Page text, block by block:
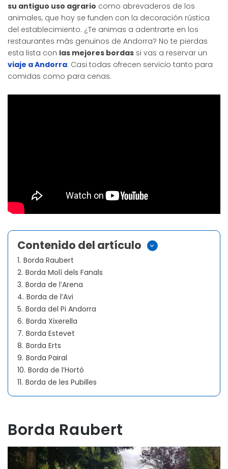
su antiguo uso agrario como abrevaderos de los
animales, que hoy se funden con la decoración rústica
del establecimiento. ¿Te animas a adentrarte en los
restaurantes más genuinos de Andorra? No te pierdas
esta lista con las mejores bordas si vas a reservar un
viaje a Andorra. Casi todas ofrecen servicio tanto para
comidas como para cenas.
Contenido del artículo >
1. Borda Raubert
2. Borda Molí dels Fanals
3. Borda de l’Arena
4. Borda de l’Avi
5. Borda del Pi Andorra
6. Borda Xixerella
7. Borda Estevet
8. Borda Erts
9. Borda Pairal
10. Borda de l’Hortó
11. Borda de les Pubilles
Borda Raubert